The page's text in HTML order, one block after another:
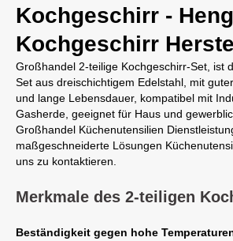
Kochgeschirr -
Kochgeschirr
Großhandel 2-teilige Kochgeschirr-Set, ist
Set aus dreischichtigem Edelstahl, mit
und lange Lebensdauer, kompatibel mit
Gasherde, geeignet für Haus und
Großhandel Küchenutensilien
maßgeschneiderte Lösungen
uns zu kontaktieren.
Merkmale des 2-teiligen
Beständigkeit gegen hohe